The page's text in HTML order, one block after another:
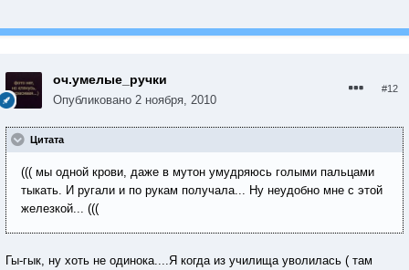
оч.умелые_ручки
Опубликовано 2 ноября, 2010
#12
Цитата
((( мы одной крови, даже в мутон умудряюсь голыми пальцами
тыкать. И ругали и по рукам получала... Ну неудобно мне с этой
железкой... (((
Гы-гык, ну хоть не одинока....Я когда из училища уволилась ( там